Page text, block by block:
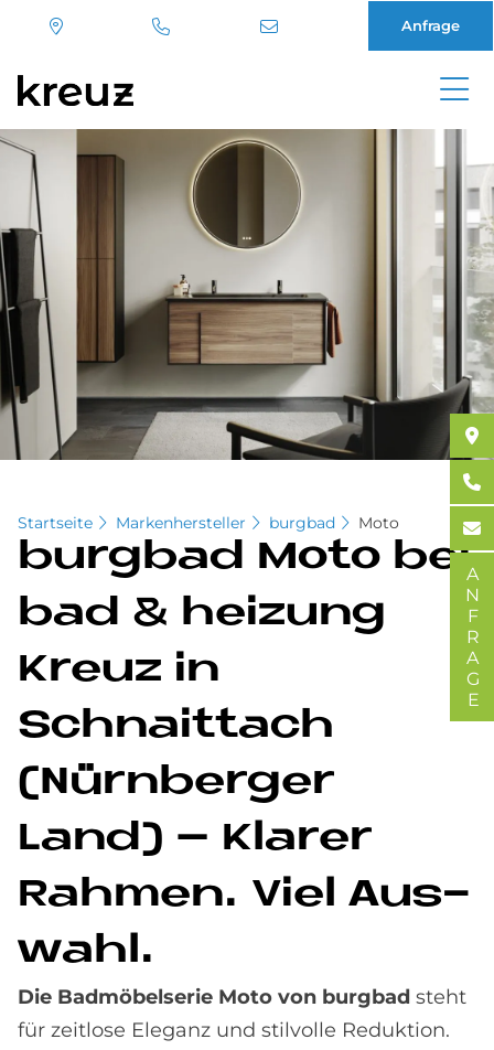
Direkt
zum
Inhalt
Anfrage
Startseite Markenhersteller burgbad Moto
burg­bad Moto bei
bad & hei­zung
Kreuz in
Schnaittach
(Nürn­ber­ger
Land) – Kla­rer
Rah­men. Viel Aus­
wahl.
Die Badmöbelserie Moto von burgbad steht
für zeitlose Eleganz und stilvolle Reduktion.
ANFRAGE